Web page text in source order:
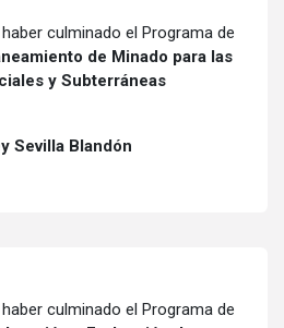
culminado el Programa de
de Minado para las
y Subterráneas
Sevilla Blandón
culminado el Programa de